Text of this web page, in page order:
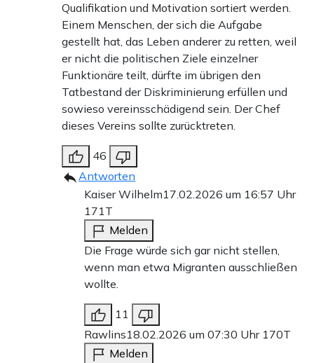
Qualifikation und Motivation sortiert werden.
Einem Menschen, der sich die Aufgabe
gestellt hat, das Leben anderer zu retten, weil
er nicht die politischen Ziele einzelner
Funktionäre teilt, dürfte im übrigen den
Tatbestand der Diskriminierung erfüllen und
sowieso vereinsschädigend sein. Der Chef
dieses Vereins sollte zurücktreten.
46
Antworten
Kaiser Wilhelm17.02.2026 um 16:57 Uhr
171T
Melden
Die Frage würde sich gar nicht stellen,
wenn man etwa Migranten ausschließen
wollte.
11
Rawlins18.02.2026 um 07:30 Uhr 170T
Melden